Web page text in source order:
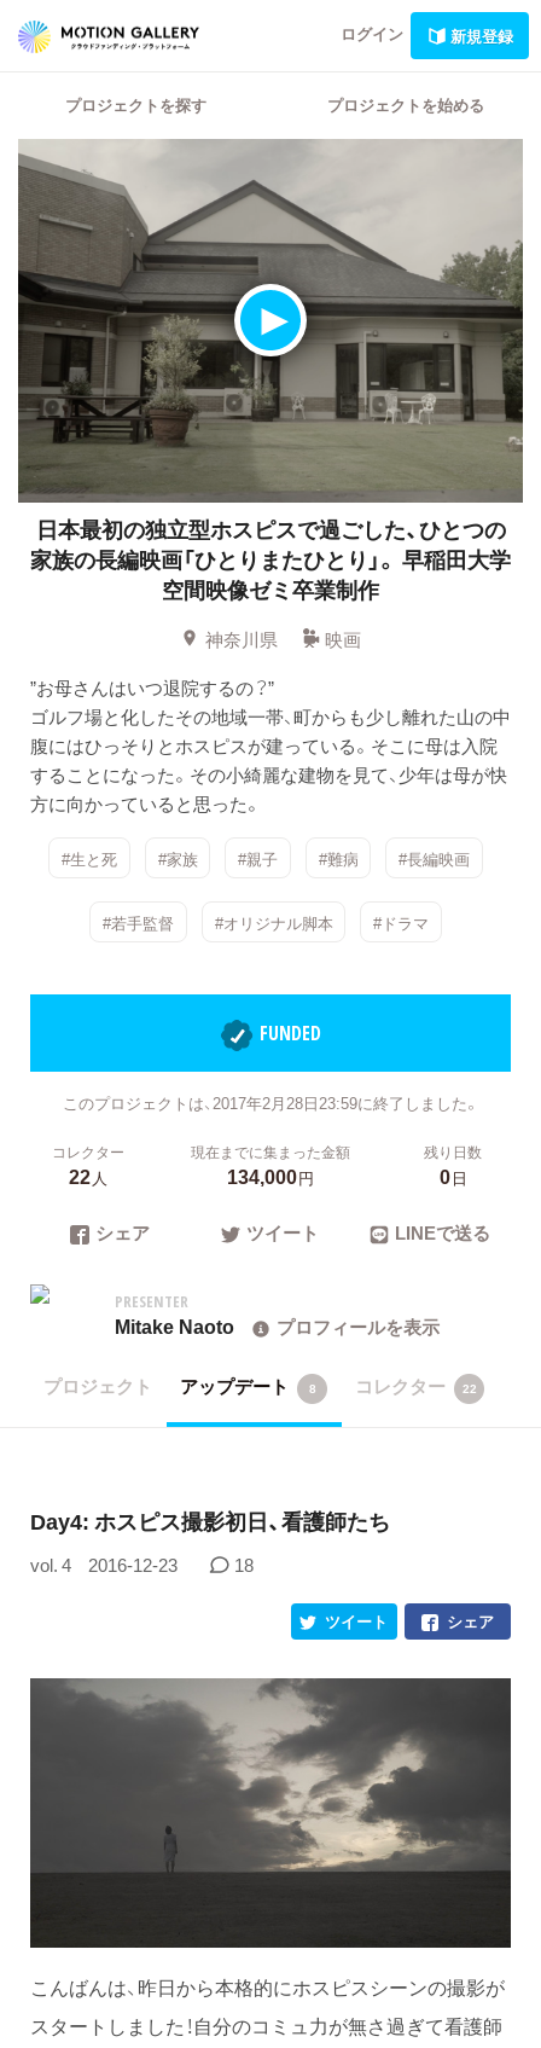
ログイン 新規登録
プロジェクトを探す プロジェクトを始める
日本最初の独立型ホスピスで過ごした、ひとつの
家族の長編映画「ひとりまたひとり」。 早稲田大学
空間映像ゼミ卒業制作
神奈川県
映画
”お母さんはいつ退院するの？”
ゴルフ場と化したその地域一帯、町からも少し離れた山の中
腹にはひっそりとホスピスが建っている。そこに母は入院
することになった。その小綺麗な建物を見て、少年は母が快
方に向かっていると思った。
#生と死 #家族 #親子 #難病 #長編映画
#若手監督 #オリジナル脚本 #ドラマ
FUNDED
このプロジェクトは、2017年2月28日23:59に終了しました。
コレクター
22人
現在までに集まった金額
134,000円
残り日数
0日
シェア ツイート LINEで送る
PRESENTER
Mitake Naoto プロフィールを表示
プロジェクト アップデート 8 コレクター 22
Day4: ホスピス撮影初日、看護師たち
vol. 4 2016-12-23 18
シェア
ツイート
こんばんは、昨日から本格的にホスピスシーンの撮影が
スタートしました！自分のコミュ力が無さ過ぎて看護師